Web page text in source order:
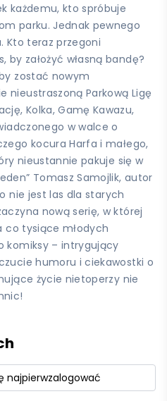
każdemu, kto spróbuje
parku. Jednak pewnego
Kto teraz przegoni
by założyć własną bandę?
zostać nowym
nieustraszoną Parkową Ligę
Kolka, Gamę Kawazu,
w walce o
kocura Harfa i małego,
nieustannie pakuje się w
Tomasz Samojlik, autor
nie jest las dla starych
nową serię, w której
co tysiące młodych
komiksy – intrygujący
humoru i ciekawostki o
życie nietoperzy nie
najpierwzalogować